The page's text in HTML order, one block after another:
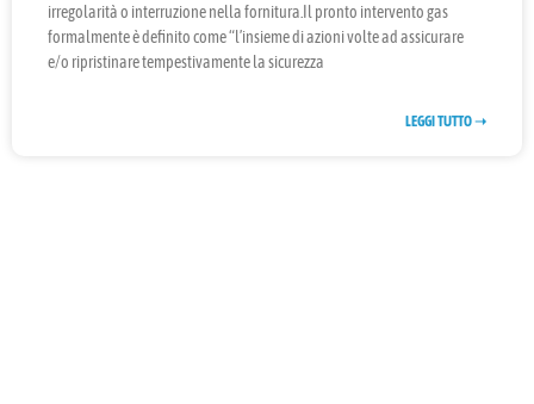
irregolarità o interruzione nella fornitura.Il pronto intervento gas
formalmente è definito come “l’insieme di azioni volte ad assicurare
e/o ripristinare tempestivamente la sicurezza
LEGGI TUTTO ➝